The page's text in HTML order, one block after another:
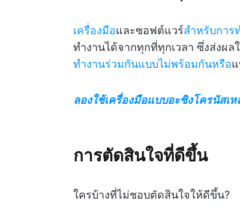
เครื่องมือและซอฟต์แวร์สำหรับการ
ทำงานได้จากทุกที่ทุกเวลา ซึ่งส่งผ
ทำงานร่วมกันแบบไม่พร้อมกันหรือ
ลองใช้เครื่องมือแบบอะซิงโครนัสเ
การตัดสินใจที่ดีขึ้น
ใครบ้างที่ไม่ชอบตัดสินใจให้ดีขึ้น?